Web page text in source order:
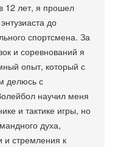
12 лет, я прошел
до
спортсмена. За
и соревнований я
опыт, который с
делюсь с
научил меня
и тактике игры, но
духа,
и стремления к